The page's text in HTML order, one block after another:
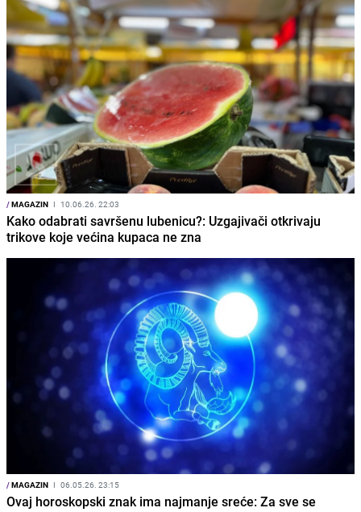
/MAGAZIN I 10.06.26. 22:03
Kako odabrati savršenu lubenicu?: Uzgajivači otkrivaju
trikove koje većina kupaca ne zna
/MAGAZIN I 06.05.26. 23:15
Ovaj horoskopski znak ima najmanje sreće: Za sve se